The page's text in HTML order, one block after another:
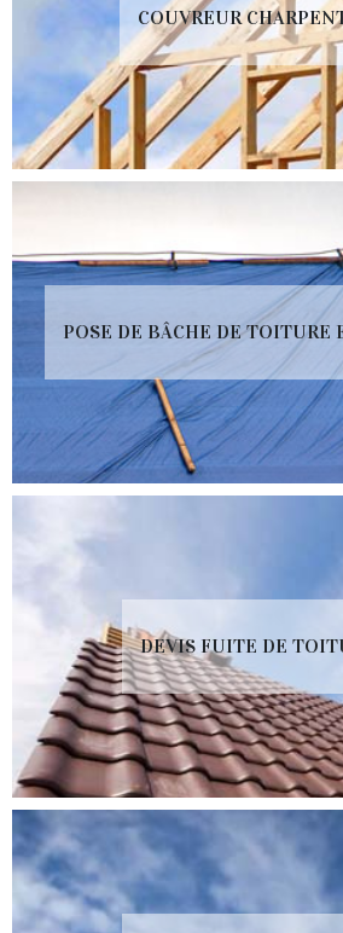
COUVREUR
POSE DE BÂCHE DE TOITURE
DEVIS FUITE DE